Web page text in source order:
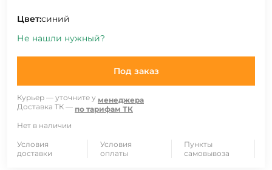
Цвет:синий
Не нашли нужный?
Под заказ
Курьер — уточните у менеджера
Доставка ТК — по тарифам ТК
Нет в наличии
Условия
доставки
Условия
оплаты
Пункты
самовывоза